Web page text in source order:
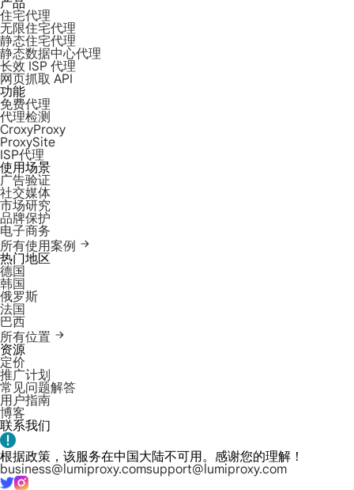
产品
住宅代理
无限住宅代理
静态住宅代理
静态数据中心代理
长效 ISP 代理
网页抓取 API
功能
免费代理
代理检测
CroxyProxy
ProxySite
ISP代理
使用场景
广告验证
社交媒体
市场研究
品牌保护
电子商务
所有使用案例
热门地区
德国
韩国
俄罗斯
法国
巴西
所有位置
资源
定价
推广计划
常见问题解答
用户指南
博客
联系我们
根据政策，该服务在中国大陆不可用。感谢您的理解！
business@lumiproxy.comsupport@lumiproxy.com